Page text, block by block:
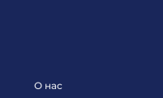
О нас